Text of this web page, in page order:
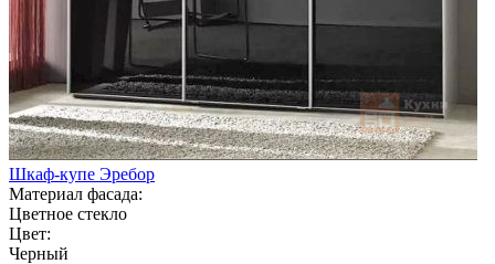
Шкаф-купе Эребор
Материал фасада:
Цветное стекло
Цвет:
Черный